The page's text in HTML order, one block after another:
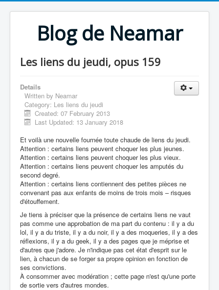
Blog de Neamar
Les liens du jeudi, opus 159
Details
Written by Neamar
Category: Les liens du jeudi
Created: 07 February 2013
Last Updated: 13 January 2018
Et voilà une nouvelle fournée toute chaude de liens du jeudi.
Attention : certains liens peuvent choquer les plus jeunes.
Attention : certains liens peuvent choquer les plus vieux.
Attention : certains liens peuvent choquer les amputés du
second degré.
Attention : certains liens contiennent des petites pièces ne
convenant pas aux enfants de moins de trois mois – risques
d'étouffement.
Je tiens à préciser que la présence de certains liens ne vaut
pas comme une approbation de ma part du contenu : il y a du
lol, il y a du triste, il y a du noir, il y a des moqueries, il y a des
réflexions, il y a du geek, il y a des pages que je méprise et
d'autres que j'adore. Je n'indique pas cet état d'esprit sur le
lien, à chacun de se forger sa propre opinion en fonction de
ses convictions.
À consommer avec modération ; cette page n'est qu'une porte
de sortie vers d'autres mondes.